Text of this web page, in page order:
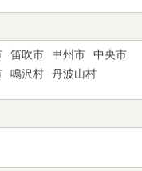
笛吹市 甲州市
中央市
鳴沢村 丹波山村